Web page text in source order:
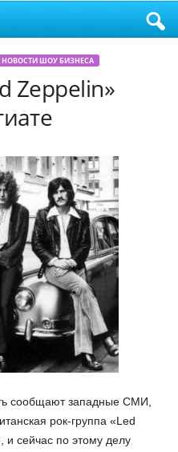
ШОУ БИЗНЕСА
Zeppelin»
сообщают западные СМИ,
рок-группа «Led
и сейчас по этому делу